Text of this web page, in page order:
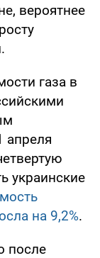
вероятнее
газа в
апреля
украинские
на 9,2%.
после